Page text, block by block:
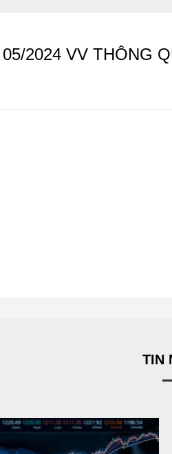
2024 VV THÔNG
TIN